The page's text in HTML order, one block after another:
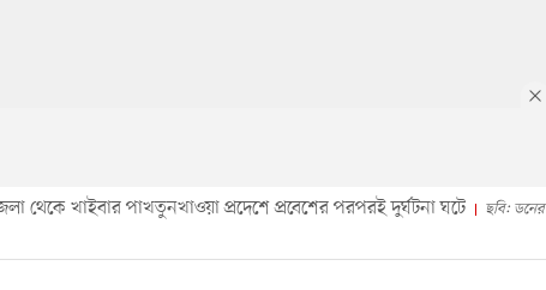
থেকে খাইবার পাখতুনখাওয়া প্রদেশে প্রবেশের পরপরই দুর্ঘটনা ঘটে
ছবি: ডনের